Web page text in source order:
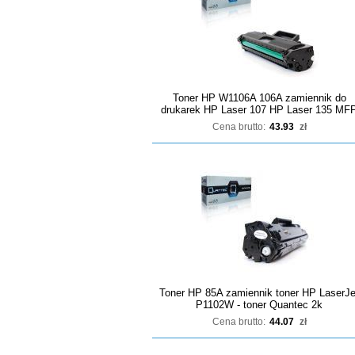
Toner HP W1106A 106A zamiennik do
drukarek HP Laser 107 HP Laser 135
Cena brutto: 43.93 zł
Toner HP 85A zamiennik toner HP
P1102W - toner Quantec 2k
Cena brutto: 44.07 zł